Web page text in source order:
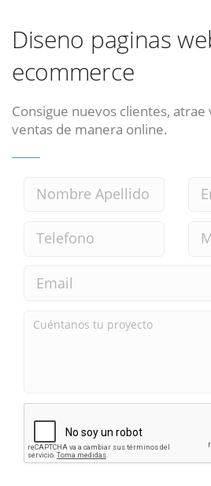
Diseno paginas
ecommerce
Consigue nuevos clientes,
ventas de manera online.